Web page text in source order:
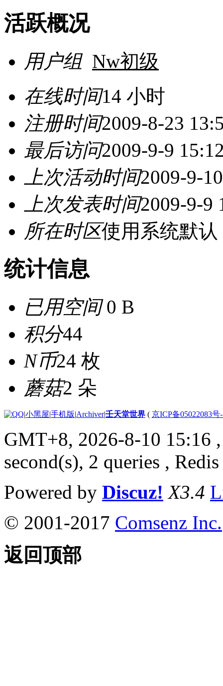
活跃概况
用户组 Nw初级
在线时间14 小时
注册时间2009-8-23
最后访问2009-9-9
上次活动时间2009-9-
上次发表时间2009-9-9
所在时区使用系统默认
统计信息
已用空间0 B
积分44
N币24 枚
蘑菇2 朵
|小黑屋|手机版|Archiver|壬天堂世界 ( 京ICP备05022083号
GMT+8, 2026-8-10 15:16
second(s), 2 queries ,
Powered by Discuz! X3.4
© 2001-2017 Comsenz Inc.
返回顶部